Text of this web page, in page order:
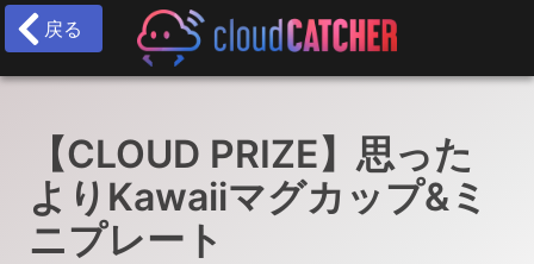
戻る
【CLOUD PRIZE】思った
よりKawaiiマグカップ&ミ
ニプレート